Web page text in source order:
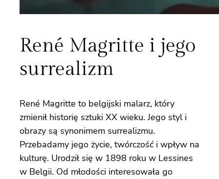
René Magritte i jego
surrealizm
René Magritte to belgijski malarz, który
zmienił historię sztuki XX wieku. Jego styl i
obrazy są synonimem surrealizmu.
Przebadamy jego życie, twórczość i wpływ na
kulturę. Urodził się w 1898 roku w Lessines
w Belgii. Od młodości interesowała go